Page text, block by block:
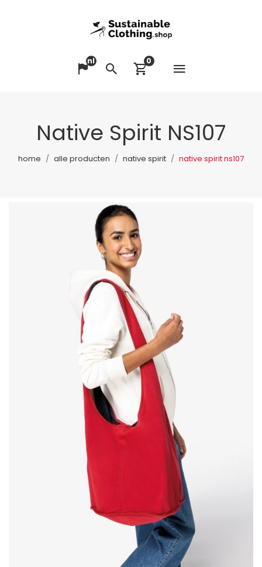
Taal veranderen
nl
ZoekenWinkelwagen
0
Native Spirit NS107
home alle producten native spirit native spirit ns107